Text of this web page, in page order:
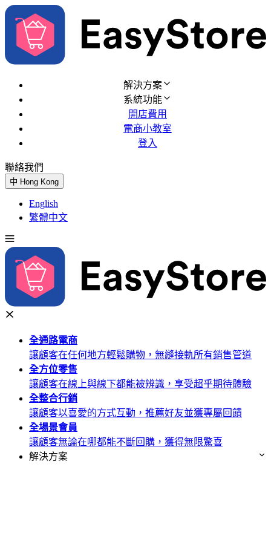
解決方案
系統功能
開店費用
電商小教室
登入
聯絡我們
中 Hong Kong
English
繁體中文
全通路電商
讓顧客在任何地方輕鬆購物，無縫接軌所有銷售管道
全方位零售
讓顧客在線上與線下都能被辨識，享受超乎期待體驗
全整合行銷
讓顧客以喜愛的方式互動，推薦好友並獲專屬回饋
全場景會員
讓顧客無論在哪都能不斷回購，獲得無限驚喜
解決方案